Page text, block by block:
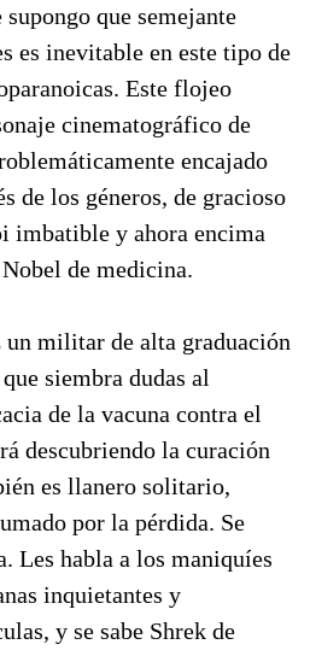
que semejante
es inevitable en este tipo de
Este flojeo
cinematográfico de
encajado
de los géneros, de gracioso
imbatible y ahora encima
de medicina.
un militar de alta graduación
siembra dudas al
de la vacuna contra el
descubriendo la curación
es llanero solitario,
por la pérdida. Se
Les habla a los maniquíes
inquietantes y
y se sabe Shrek de